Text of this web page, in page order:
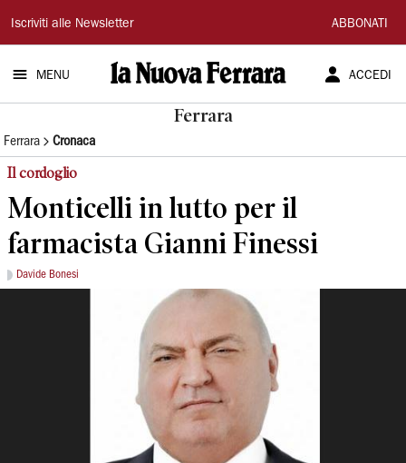
La
Nuova
Ferrara
Iscriviti alle Newsletter ABBONATI
MENU ACCEDI
Ferrara
Ferrara Cronaca
Il cordoglio
Monticelli in lutto per il
farmacista Gianni Finessi
Davide Bonesi